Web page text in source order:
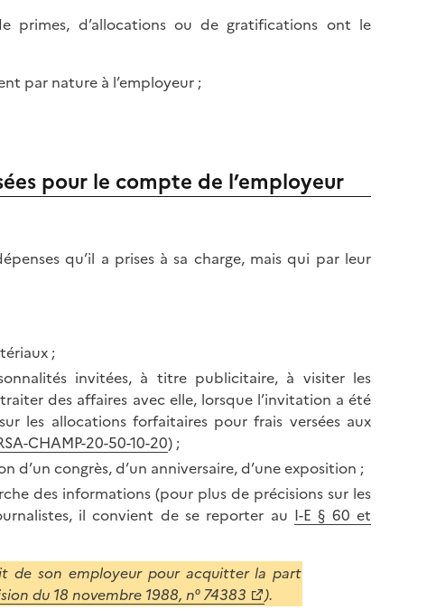
primes, d’allocations ou de gratifications ont le
par nature à l’employeur ;
pour le compte de l’employeur
qu’il a prises à sa charge, mais qui par leur
;
invitées, à titre publicitaire, à visiter les
des affaires avec elle, lorsque l’invitation a été
les allocations forfaitaires pour frais versées aux
CHAMP-20-50-10-20) ;
d’un congrès, d’un anniversaire, d’une exposition ;
des informations (pour plus de précisions sur les
il convient de se reporter au I-E § 60 et
de son employeur pour acquitter la part
du 18 novembre 1988, n° 74383
).